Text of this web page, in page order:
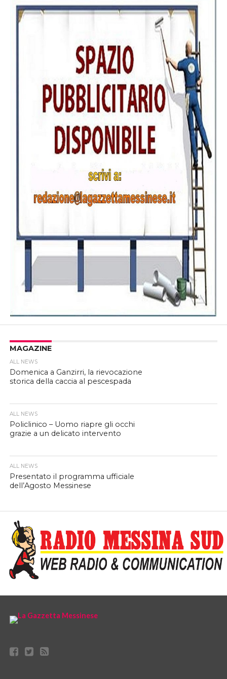
MAGAZINE
ALL NEWS
Domenica a Ganzirri, la rievocazione
storica della caccia al pescespada
ALL NEWS
Policlinico – Uomo riapre gli occhi
grazie a un delicato intervento
ALL NEWS
Presentato il programma ufficiale
dell’Agosto Messinese